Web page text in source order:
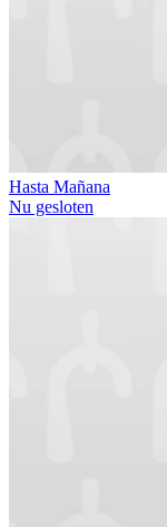
Hasta Mañana
Nu gesloten